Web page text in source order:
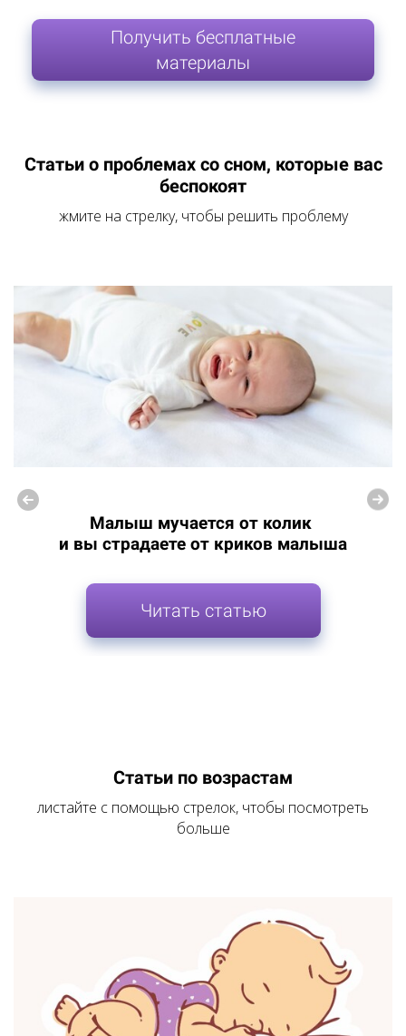
Получить бесплатные
материалы
Статьи о проблемах со сном, которые вас
беспокоят
жмите на стрелку, чтобы решить проблему
Малыш мучается от колик
и вы страдаете от криков малыша
Читать статью
Статьи по возрастам
листайте с помощью стрелок, чтобы посмотреть
больше